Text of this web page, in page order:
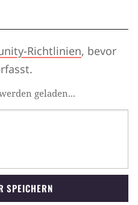
Richtlinien, bevor
geladen...
SPEICHERN